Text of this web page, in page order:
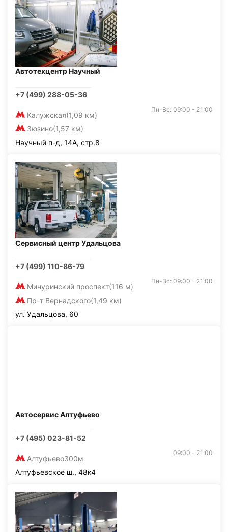
Автотехцентр Научный
+7 (499) 288-05-36
Калужская(1,09 км)
Зюзино(1,57 км)
Пн-Вс: 09:00 - 21:00
Научный п-д, 14А, стр.8
Сервисный центр Удальцова
+7 (499) 110-86-79
Мичуринский проспект(116 м)
Пр-т Вернадского(1,49 км)
Пн-Вс: 09:00 - 21:00
ул. Удальцова, 60
Автосервис Алтуфьево
+7 (495) 023-81-52
Алтуфьево300м
09:00 - 21:00
Алтуфьевское ш., 48к4